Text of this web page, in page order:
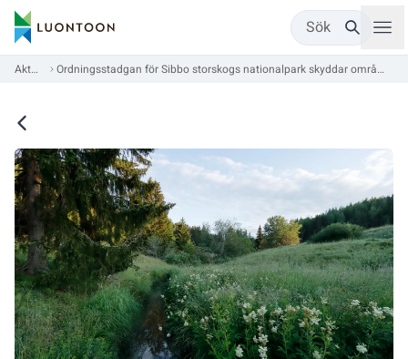
Sök
Aktuellt Ordningsstadgan för Sibbo storskogs nationalpark skyddar områdets arter och naturtyper